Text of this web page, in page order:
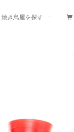
焼き鳥屋を探す